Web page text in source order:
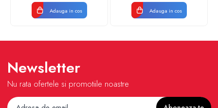
Adauga in cos Adauga in cos
Newsletter
Nu rata ofertele si promotiile noastre